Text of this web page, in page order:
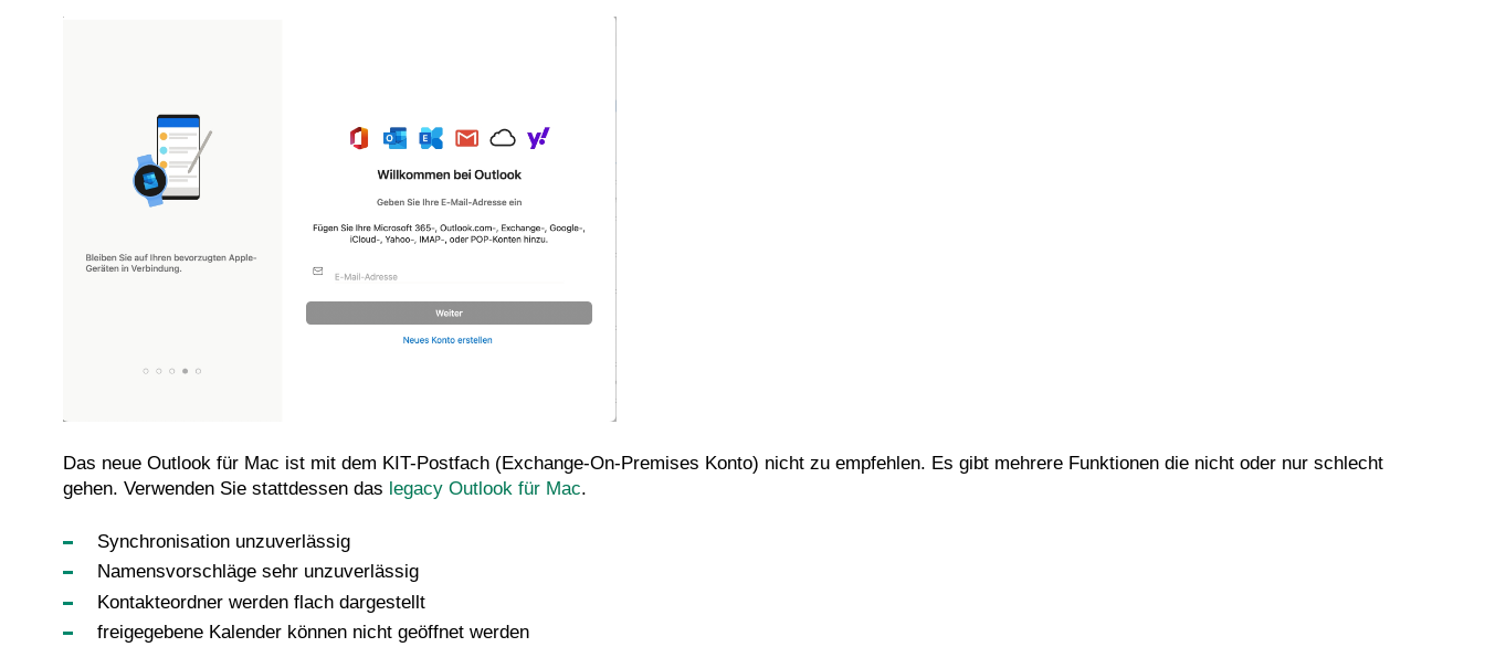
Das neue Outlook für Mac ist mit dem KIT-Postfach (Exchange-On-Premises Konto) nicht zu empfehlen. Es gibt mehrere Funktionen die nicht oder nur schlecht
gehen. Verwenden Sie stattdessen das legacy Outlook für Mac.
Synchronisation unzuverlässig
Namensvorschläge sehr unzuverlässig
Kontakteordner werden flach dargestellt
freigegebene Kalender können nicht geöffnet werden